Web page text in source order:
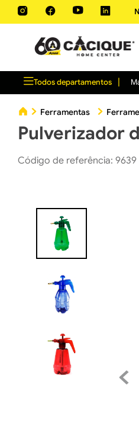
Todos departamentos
Ferramentas
Pulverizador
Código de referência: 9639